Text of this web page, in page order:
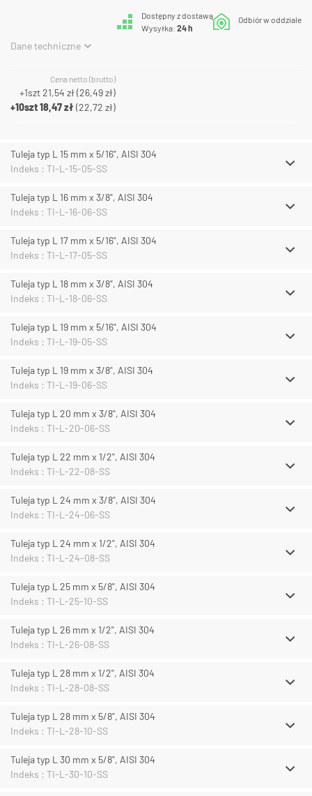
Dostępny z dostawą
Wysyłka: 24 h
Odbiór w oddziale
Dane techniczne
Cena netto (brutto)
+1szt21,54 zł(26,49 zł)
+10szt18,47 zł(22,72 zł)
Tuleja typ L 15 mm x 5/16", AISI 304
Indeks : TI-L-15-05-SS
Tuleja typ L 16 mm x 3/8", AISI 304
Indeks : TI-L-16-06-SS
Tuleja typ L 17 mm x 5/16", AISI 304
Indeks : TI-L-17-05-SS
Tuleja typ L 18 mm x 3/8", AISI 304
Indeks : TI-L-18-06-SS
Tuleja typ L 19 mm x 5/16", AISI 304
Indeks : TI-L-19-05-SS
Tuleja typ L 19 mm x 3/8", AISI 304
Indeks : TI-L-19-06-SS
Tuleja typ L 20 mm x 3/8", AISI 304
Indeks : TI-L-20-06-SS
Tuleja typ L 22 mm x 1/2", AISI 304
Indeks : TI-L-22-08-SS
Tuleja typ L 24 mm x 3/8", AISI 304
Indeks : TI-L-24-06-SS
Tuleja typ L 24 mm x 1/2", AISI 304
Indeks : TI-L-24-08-SS
Tuleja typ L 25 mm x 5/8", AISI 304
Indeks : TI-L-25-10-SS
Tuleja typ L 26 mm x 1/2", AISI 304
Indeks : TI-L-26-08-SS
Tuleja typ L 28 mm x 1/2", AISI 304
Indeks : TI-L-28-08-SS
Tuleja typ L 28 mm x 5/8", AISI 304
Indeks : TI-L-28-10-SS
Tuleja typ L 30 mm x 5/8", AISI 304
Indeks : TI-L-30-10-SS